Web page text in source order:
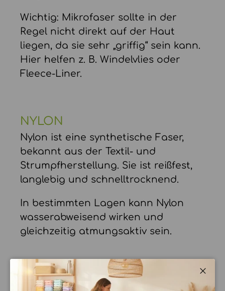
Wichtig: Mikrofaser sollte in der
Regel nicht direkt auf der Haut
liegen, da sie sehr „griffig“ sein kann.
Hier helfen z. B. Windelvlies oder
Fleece-Liner.
NYLON
Nylon ist eine synthetische Faser,
bekannt aus der Textil- und
Strumpfherstellung. Sie ist reißfest,
langlebig und schnelltrocknend.
In bestimmten Lagen kann Nylon
wasserabweisend wirken und
gleichzeitig atmungsaktiv sein.
PUL ODER TPU